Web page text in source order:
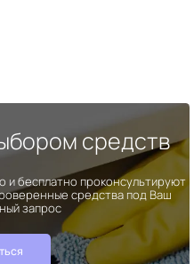
средств
бесплатно проконсультируют
средства под Ваш
запрос